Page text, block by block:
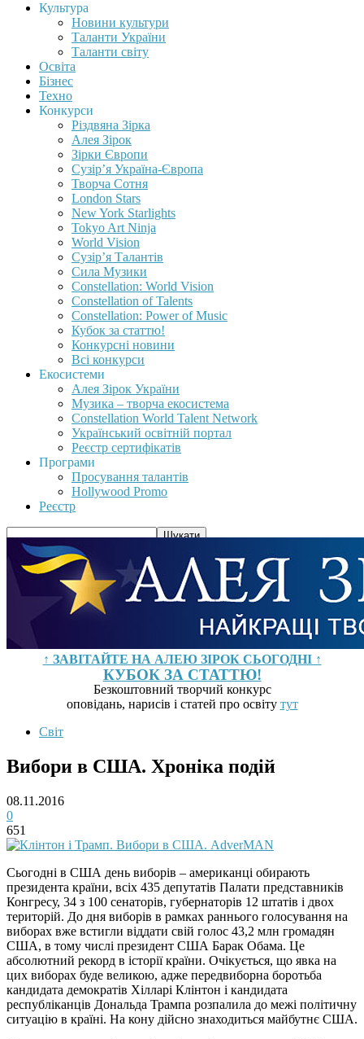
Культура
Новини культури
Таланти України
Таланти світу
Освіта
Бізнес
Техно
Конкурси
Різдвяна Зірка
Алея Зірок
Зірки Європи
Сузір’я Україна-Європа
Творча Сотня
London Stars
New York Starlights
Tokyo Art Ninja
World Vision
Сузір’я Талантів
Сила Музики
Constellation: World Vision
Constellation of Talents
Constellation: Power of Music
Кубок за статтю!
Конкурсні новини
Всі конкурси
Екосистеми
Алея Зірок України
Музика – творча екосистема
Constellation World Talent Network
Український освітній портал
Реєстр сертифікатів
Програми
Просування талантів
Hollywood Promo
Реєстр
↑ ЗАВІТАЙТЕ НА АЛЕЮ ЗІРОК СЬОГОДНІ ↑
КУБОК ЗА СТАТТЮ!
Безкоштовний творчий конкурс
оповідань, нарисів і статей про освіту тут
Світ
Вибори в США. Хроніка подій
08.11.2016
0
651
Сьогодні в США день виборів – американці обирають
президента країни, всіх 435 депутатів Палати представників
Конгресу, 34 з 100 сенаторів, губернаторів 12 штатів і двох
територій. До дня виборів в рамках раннього голосування на
виборах вже встигли віддати свій голос 43,2 млн громадян
США, в тому числі президент США Барак Обама. Це
абсолютний рекорд в історії країни. Очікується, що явка на
цих виборах буде великою, адже передвиборна боротьба
кандидата демократів Хілларі Клінтон і кандидата
республіканців Дональда Трампа розпалила до межі політичну
ситуацію в країні. На кону дійсно знаходиться майбутнє США.